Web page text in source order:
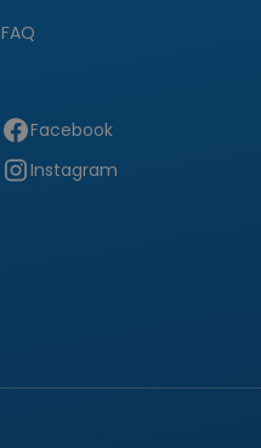
FAQ
Facebook
Instagram